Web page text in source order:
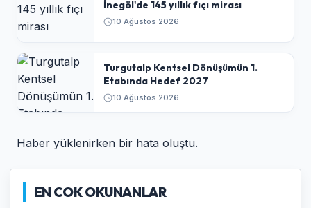
İnegöl'de 145 yıllık fıçı mirası
10 Ağustos 2026
Turgutalp Kentsel Dönüşümün 1.
Etabında Hedef 2027
10 Ağustos 2026
Haber yüklenirken bir hata oluştu.
EN COK OKUNANLAR